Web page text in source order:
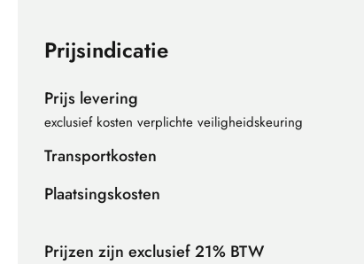
Prijsindicatie
Prijs levering
exclusief kosten verplichte veiligheidskeuring
Transportkosten
Plaatsingskosten
Prijzen zijn exclusief 21% BTW